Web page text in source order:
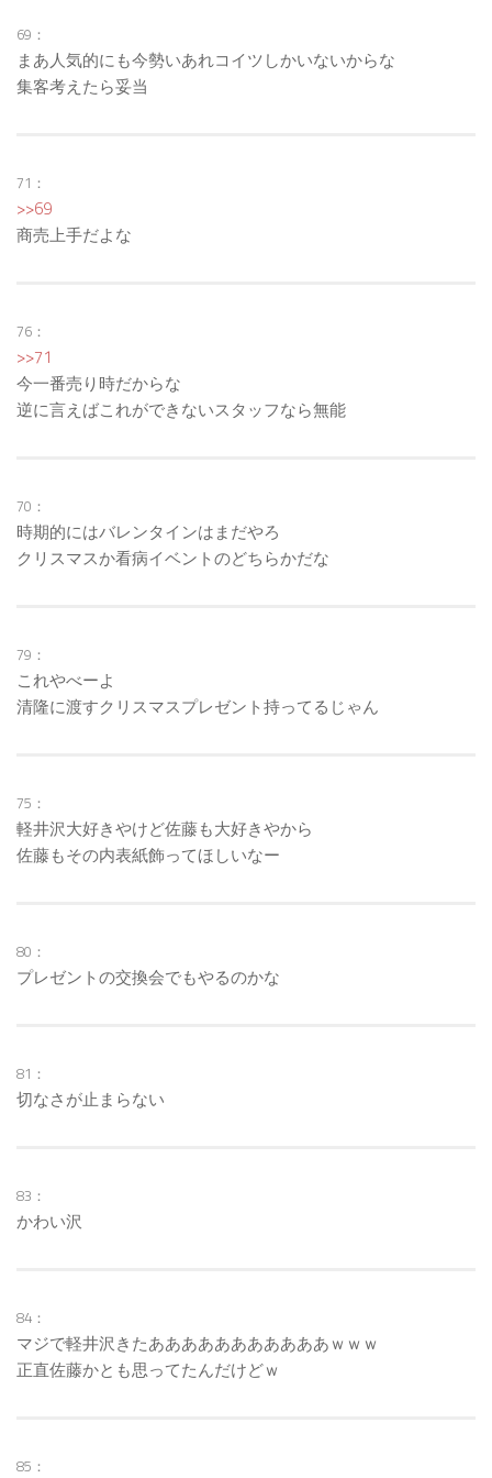
69：
まあ人気的にも今勢いあれコイツしかいないからな
集客考えたら妥当
71：
>>69
商売上手だよな
76：
>>71
今一番売り時だからな
逆に言えばこれができないスタッフなら無能
70：
時期的にはバレンタインはまだやろ
クリスマスか看病イベントのどちらかだな
79：
これやべーよ
清隆に渡すクリスマスプレゼント持ってるじゃん
75：
軽井沢大好きやけど佐藤も大好きやから
佐藤もその内表紙飾ってほしいなー
80：
プレゼントの交換会でもやるのかな
81：
切なさが止まらない
83：
かわい沢
84：
マジで軽井沢きたあああああああああああｗｗｗ
正直佐藤かとも思ってたんだけどｗ
85：